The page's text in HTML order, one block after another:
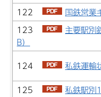
122
国鉄営業
123
主要駅別
B）
124
私鉄運輸
125
私鉄駅別